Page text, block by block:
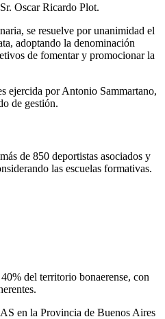
Oscar Ricardo Plot.
se resuelve por unanimidad el
adoptando la denominación
de fomentar y promocionar la
ejercida por Antonio Sammartano,
de gestión.
de 850 deportistas asociados y
las escuelas formativas.
del territorio bonaerense, con